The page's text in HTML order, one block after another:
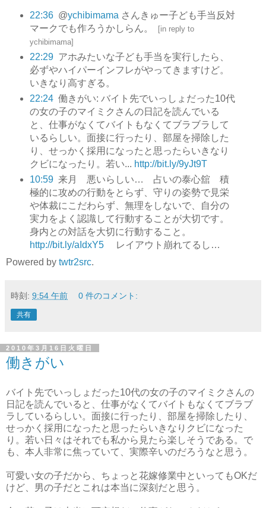
22:36 @ychibimama さんきゅー子ども手当反対
マークでも作ろうかしらん。
[in reply to
ychibimama]
22:29 アホみたいな子ども手当を実行したら、
必ずやハイパーインフレがやってきますけど。
いきなり高すぎる。
22:24 働きがい: バイト先でいっしょだった10代
の女の子のマイミクさんの日記を読んでいる
と、仕事がなくてバイトもなくてブラブラして
いるらしい。面接に行ったり、部屋を掃除した
り、せっかく採用になったと思ったらいきなり
クビになったり。若い... http://bit.ly/9yJt9T
10:59 来月 悪いらしい… 占いの泰心舘 積
極的に攻めの行動をとらず、守りの姿勢で見栄
や体裁にこだわらず、無理をしないで、自分の
実力をよく認識して行動することが大切です。
身内との対話を大切に行動すること。
http://bit.ly/aIdxY5レイアウト崩れてるし…
Powered by twtr2src.
時刻: 9:54 午前 0 件のコメント:
共有
2010年3月16日火曜日
働きがい
バイト先でいっしょだった10代の女の子のマイミクさんの
日記を読んでいると、仕事がなくてバイトもなくてブラブ
ラしているらしい。面接に行ったり、部屋を掃除したり、
せっかく採用になったと思ったらいきなりクビになった
り。若い日々はそれでも私から見たら楽しそうである。で
も、本人非常に焦っていて、実際辛いのだろうなと思う。
可愛い女の子だから、ちょっと花嫁修業中といってもOKだ
けど、男の子だとこれは本当に深刻だと思う。